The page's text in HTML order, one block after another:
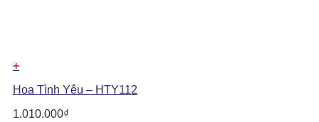
+
Hoa Tình Yêu – HTY112
1.010.000₫